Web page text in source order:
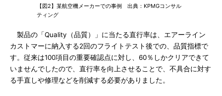
【図2】某航空機メーカーでの事例 出典：KPMGコンサル
ティング
製品の「Quality（品質）」に当たる直行率は、エアーライン
カストマーに納入する2回のフライトテスト後での、品質指標で
す。従来は100項目の重要確認点に対し、60％しかクリアできて
いませんでしたので、直行率を向上させることで、不具合に対す
る手直しや修理などを削減する必要がありました。